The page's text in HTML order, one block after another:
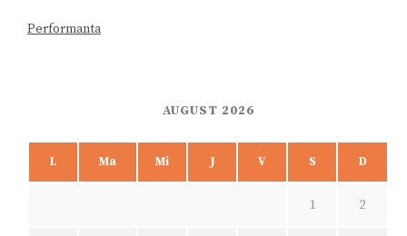
Performanta
AUGUST 2026
L Ma Mi J V S D
1 2